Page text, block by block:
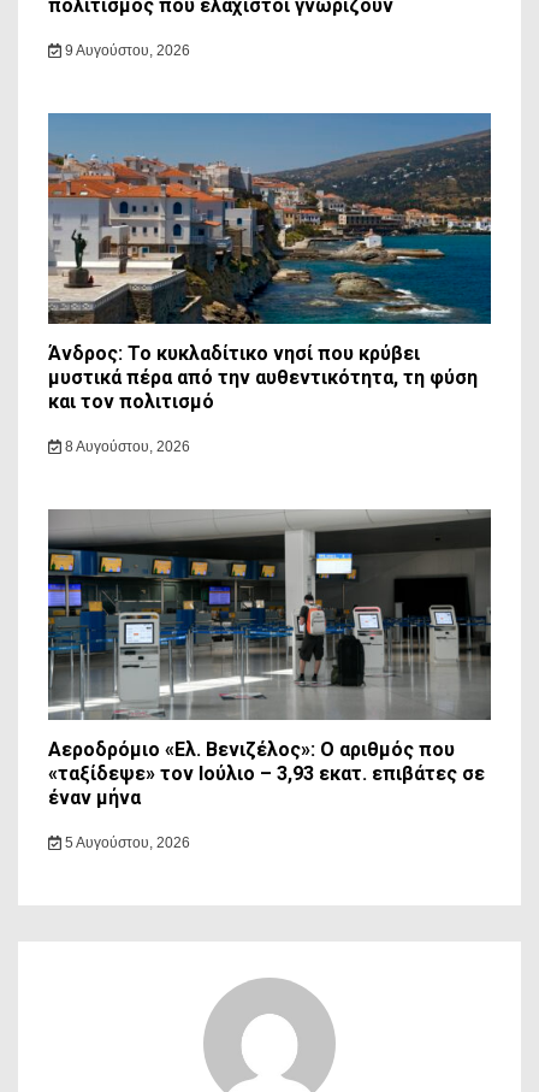
πολιτισμός που ελάχιστοι γνωρίζουν
9 Αυγούστου, 2026
Άνδρος: Το κυκλαδίτικο νησί που κρύβει
μυστικά πέρα από την αυθεντικότητα, τη φύση
και τον πολιτισμό
8 Αυγούστου, 2026
Αεροδρόμιο «Ελ. Βενιζέλος»: Ο αριθμός που
«ταξίδεψε» τον Ιούλιο – 3,93 εκατ. επιβάτες σε
έναν μήνα
5 Αυγούστου, 2026